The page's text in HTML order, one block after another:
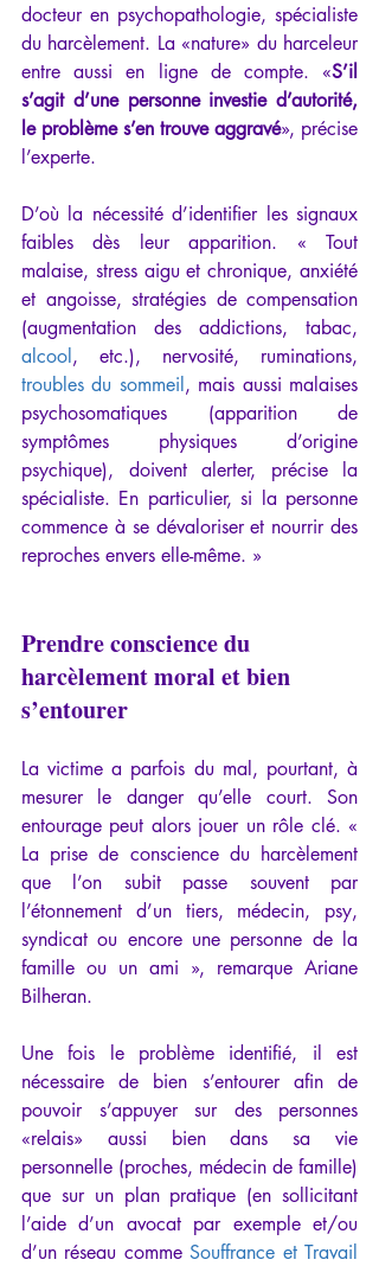
docteur en psychopathologie, spécialiste
du harcèlement. La «nature» du harceleur
entre aussi en ligne de compte. «S’il
s’agit d’une personne investie d’autorité,
le problème s’en trouve aggravé», précise
l’experte.
D’où la nécessité d’identifier les signaux
faibles dès leur apparition. « Tout
malaise, stress aigu et chronique, anxiété
et angoisse, stratégies de compensation
alcool
troubles du sommeil, mais aussi malaises
psychosomatiques (apparition de
symptômes physiques d’origine
psychique), doivent alerter, précise la
spécialiste. En particulier, si la personne
commence à se dévaloriser et nourrir des
reproches envers elle-même. »
Prendre conscience du
harcèlement moral et bien
s’entourer
La victime a parfois du mal, pourtant, à
mesurer le danger qu’elle court. Son
entourage peut alors jouer un rôle clé. «
La prise de conscience du harcèlement
que l’on subit passe souvent par
l’étonnement d’un tiers, médecin, psy,
syndicat ou encore une personne de la
famille ou un ami », remarque Ariane
Bilheran.
Une fois le problème identifié, il est
nécessaire de bien s’entourer afin de
pouvoir s’appuyer sur des personnes
«relais» aussi bien dans sa vie
personnelle (proches, médecin de famille)
que sur un plan pratique (en sollicitant
l’aide d’un avocat par exemple et/ou
d’un réseau comme Souffrance et Travail